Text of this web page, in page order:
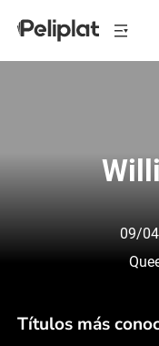
09/
Títulos más